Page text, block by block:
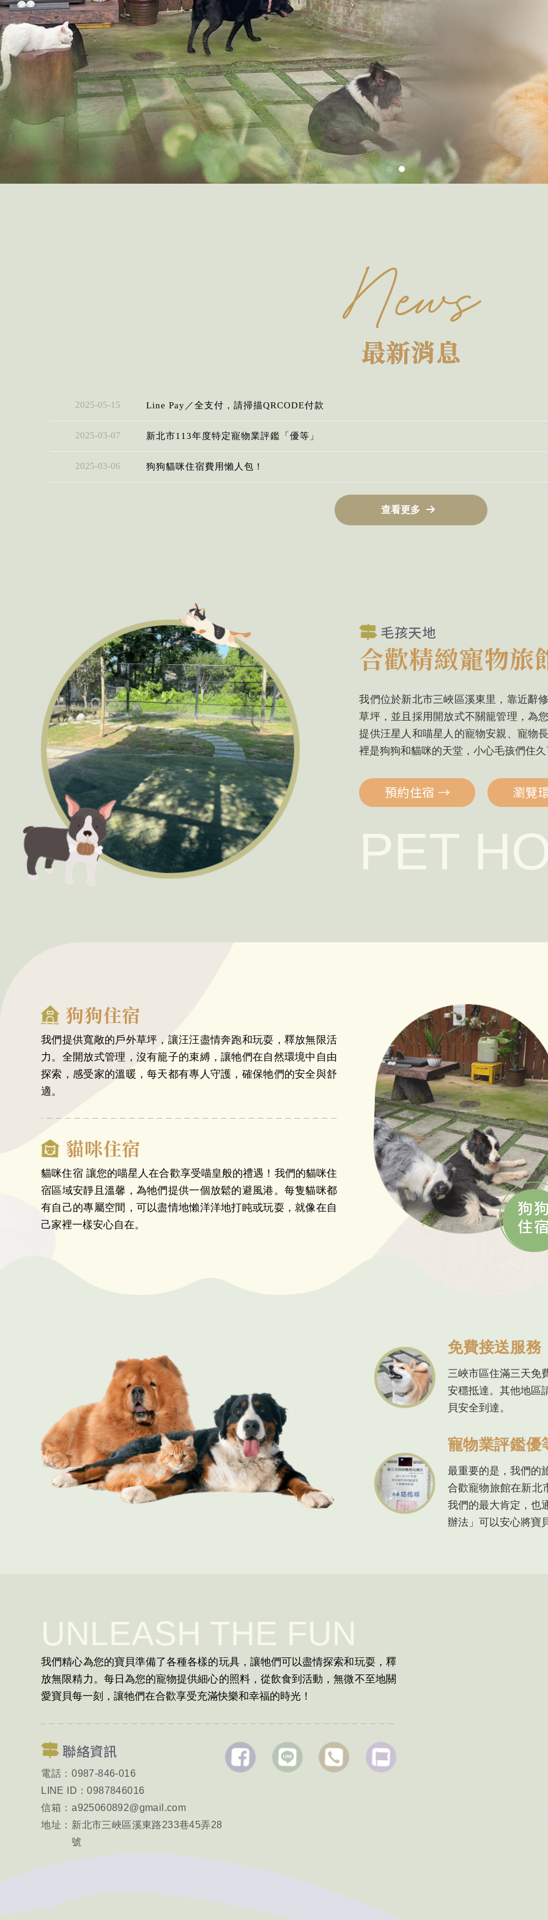
最新消息
2025-05-15 Line Pay／全支付，請掃描QRCODE付款
2025-03-07 新北市113年度特定寵物業評鑑「優等」
2025-03-06 狗狗貓咪住宿費用懶人包！
查看更多
毛孩天地
合歡精緻寵物旅
我們位於新北市三峽區溪東里，靠近辭
草坪，並且採用開放式不關籠管理，為
提供汪星人和喵星人的寵物安親、寵物
裡是狗狗和貓咪的天堂，小心毛孩們住
預約住宿 → 瀏覽
PET
狗狗住宿
我們提供寬敞的戶外草坪，讓汪汪盡情奔跑和玩耍，釋放無限活
力。全開放式管理，沒有籠子的束縛，讓牠們在自然環境中自由
探索，感受家的溫暖，每天都有專人守護，確保牠們的安全與舒
適。
貓咪住宿
貓咪住宿 讓您的喵星人在合歡享受喵皇般的禮遇！我們的貓咪住
宿區域安靜且溫馨，為牠們提供一個放鬆的避風港。每隻貓咪都
有自己的專屬空間，可以盡情地懶洋洋地打盹或玩耍，就像在自
己家裡一樣安心自在。
狗
住
免費接送服務
三峽市區住滿三天免
安穩抵達。其他地區
貝安全到達。
寵物業評鑑優
最重要的是，我們的
合歡寵物旅館在新北
我們的最大肯定，也
辦法」可以安心將寶
UNLEASH THE FUN
我們精心為您的寶貝準備了各種各樣的玩具，讓牠們可以盡情探索和玩耍，釋
放無限精力。每日為您的寵物提供細心的照料，從飲食到活動，無微不至地關
愛寶貝每一刻，讓牠們在合歡享受充滿快樂和幸福的時光！
聯絡資訊
電話： 0987-846-016
LINE ID：0987846016
信箱： a925060892@gmail.com
地址： 新北市三峽區溪東路233巷45弄28
號